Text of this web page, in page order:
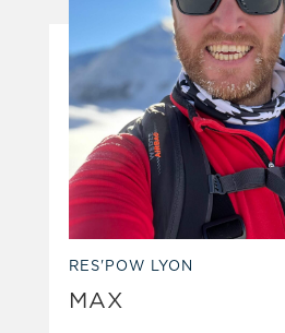
RES'POW LYON
MAX